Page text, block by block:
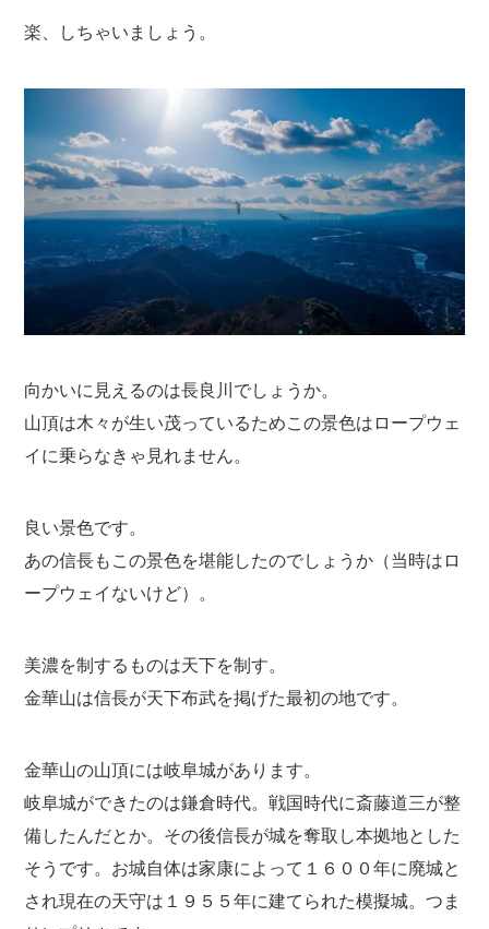
楽、しちゃいましょう。
向かいに見えるのは長良川でしょうか。
山頂は木々が生い茂っているためこの景色はロープウェ
イに乗らなきゃ見れません。
良い景色です。
あの信長もこの景色を堪能したのでしょうか（当時はロ
ープウェイないけど）。
美濃を制するものは天下を制す。
金華山は信長が天下布武を掲げた最初の地です。
金華山の山頂には岐阜城があります。
岐阜城ができたのは鎌倉時代。戦国時代に斎藤道三が整
備したんだとか。その後信長が城を奪取し本拠地とした
そうです。お城自体は家康によって１６００年に廃城と
され現在の天守は１９５５年に建てられた模擬城。つま